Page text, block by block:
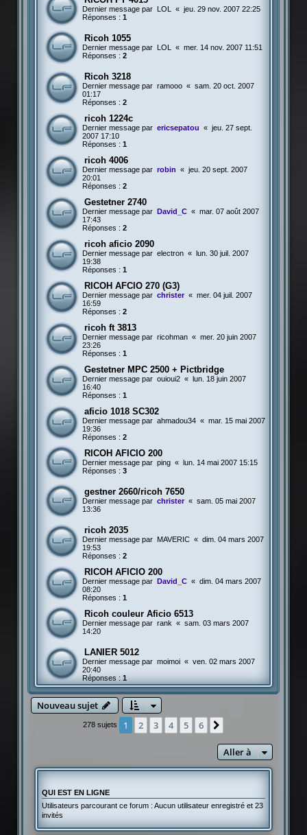
Dernier message par LOL « jeu. 29 nov. 2007 22:25
Réponses : 1
Ricoh 1055
Dernier message par LOL « mer. 14 nov. 2007 11:51
Réponses : 2
Ricoh 3218
Dernier message par ramooo « sam. 20 oct. 2007
01:17
Réponses : 2
ricoh 1224c
Dernier message par ericsepatou « jeu. 27 sept.
2007 17:10
Réponses : 1
ricoh 4006
Dernier message par robin « jeu. 20 sept. 2007
20:01
Réponses : 2
Gestetner 2740
Dernier message par David_C « mar. 07 août 2007
17:43
Réponses : 2
ricoh aficio 2090
Dernier message par electron « lun. 30 juil. 2007
19:38
Réponses : 1
RICOH AFCIO 270 (G3)
Dernier message par christer « mer. 04 juil. 2007
16:59
Réponses : 2
ricoh ft 3813
Dernier message par ricohman « mer. 20 juin 2007
23:26
Réponses : 1
Gestetner MPC 2500 + Pictbridge
Dernier message par ouioui2 « lun. 18 juin 2007
16:40
Réponses : 1
aficio 1018 SC302
Dernier message par ahmadou34 « mar. 15 mai 2007
19:36
Réponses : 2
RICOH AFICIO 200
Dernier message par ping « lun. 14 mai 2007 15:15
Réponses : 3
gestner 2660/ricoh 7650
Dernier message par christer « sam. 05 mai 2007
13:36
ricoh 2035
Dernier message par MAVERIC « dim. 04 mars 2007
19:53
Réponses : 2
RICOH AFICIO 200
Dernier message par David_C « dim. 04 mars 2007
08:20
Réponses : 1
Ricoh couleur Aficio 6513
Dernier message par rank « sam. 03 mars 2007
14:20
LANIER 5012
Dernier message par moimoi « ven. 02 mars 2007
20:40
Réponses : 1
Nouveau sujet
278 sujets 1 2 3 4 5 6
Aller à
QUI EST EN LIGNE
Utilisateurs parcourant ce forum : Aucun utilisateur enregistré et 23
invités